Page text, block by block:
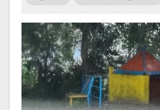
सूचना
प्रविधि
अन्तर्वार्ता
अन्तर्राष्ट्रिय
स्वास्थ्य